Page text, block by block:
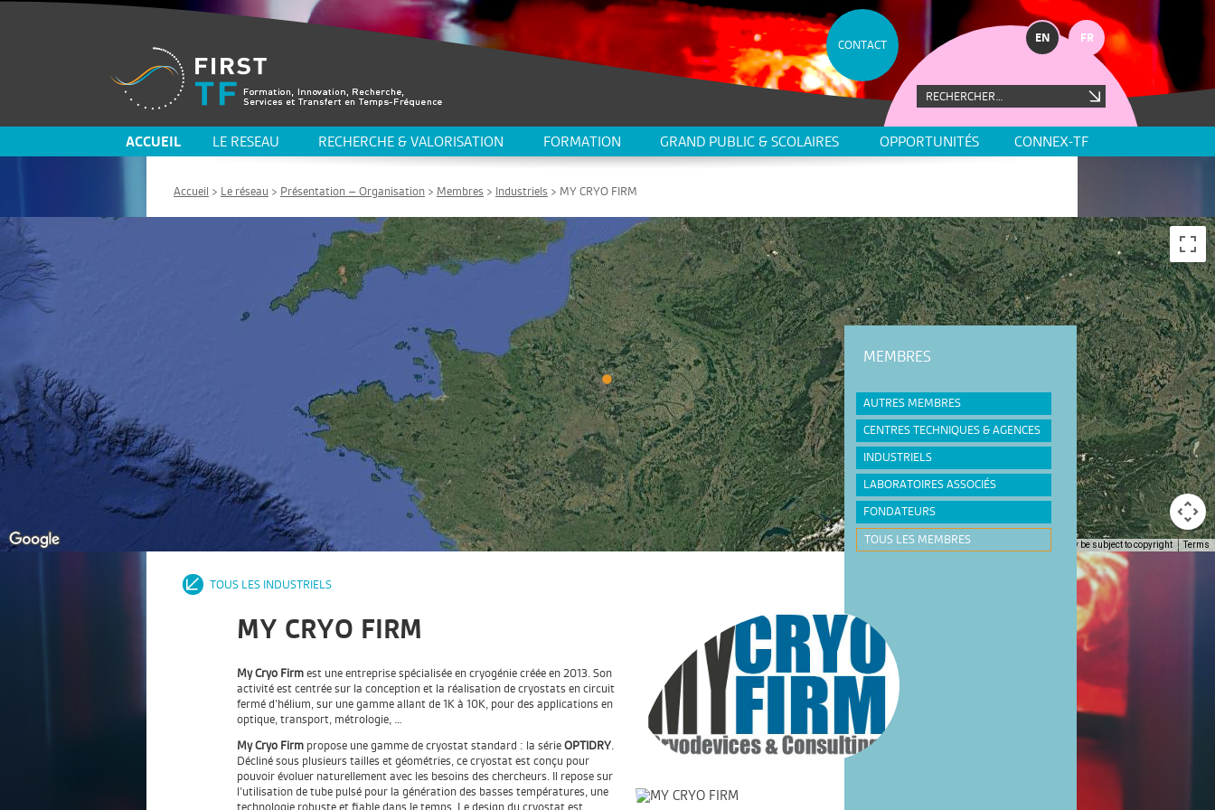
EN FR
CONTACT
ACCUEIL LE RESEAU RECHERCHE & VALORISATION FORMATION GRAND PUBLIC & SCOLAIRES OPPORTUNITÉS CONNEX-TF
Accueil > Le réseau > Présentation – Organisation > Membres > Industriels > MY CRYO FIRM
Keyboard shortcuts Image may be subject to copyright Terms
TOUS LES INDUSTRIELS
MY CRYO FIRM
My Cryo Firm est une entreprise spécialisée en cryogénie créée en 2013. Son
activité est centrée sur la conception et la réalisation de cryostats en circuit
fermé d’hélium, sur une gamme allant de 1K à 10K, pour des applications en
optique, transport, métrologie, …
My Cryo Firm propose une gamme de cryostat standard : la série OPTIDRY.
Décliné sous plusieurs tailles et géométries, ce cryostat est conçu pour
pouvoir évoluer naturellement avec les besoins des chercheurs. Il repose sur
l’utilisation de tube pulsé pour la génération des basses températures, une
technologie robuste et fiable dans le temps. Le design du cryostat est
MEMBRES
AUTRES MEMBRES
CENTRES TECHNIQUES & AGENCES
INDUSTRIELS
LABORATOIRES ASSOCIÉS
FONDATEURS
TOUS LES MEMBRES